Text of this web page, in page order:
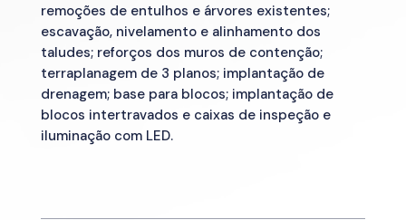
remoções de entulhos e árvores existentes;
escavação, nivelamento e alinhamento dos
taludes; reforços dos muros de contenção;
terraplanagem de 3 planos; implantação de
drenagem; base para blocos; implantação de
blocos intertravados e caixas de inspeção e
iluminação com LED.